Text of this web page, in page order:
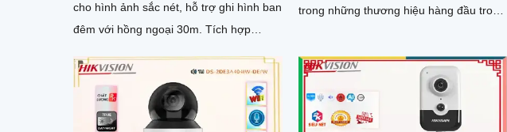
cho hình ảnh sắc nét, hỗ trợ ghi hình ban
đêm với hồng ngoại 30m. Tích hợp
chiều
trong những thương hiệu hàng đầu trong